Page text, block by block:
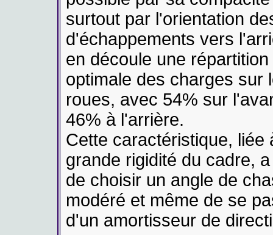
surtout par l'orientation
d'échappements vers
en découle une répartition
optimale des charges sur
roues, avec 54% sur
46% à l'arrière.
Cette caractéristique, liée
grande rigidité du cadre,
de choisir un angle de
modéré et même de se
d'un amortisseur de